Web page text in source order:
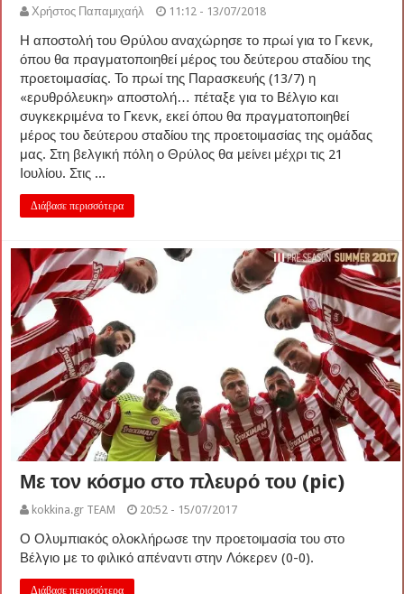
Χρήστος Παπαμιχαήλ 11:12 - 13/07/2018
Η αποστολή του Θρύλου αναχώρησε το πρωί για το Γκενκ,
όπου θα πραγματοποιηθεί μέρος του δεύτερου σταδίου της
προετοιμασίας. Το πρωί της Παρασκευής (13/7) η
«ερυθρόλευκη» αποστολή… πέταξε για το Βέλγιο και
συγκεκριμένα το Γκενκ, εκεί όπου θα πραγματοποιηθεί
μέρος του δεύτερου σταδίου της προετοιμασίας της ομάδας
μας. Στη βελγική πόλη ο Θρύλος θα μείνει μέχρι τις 21
Ιουλίου. Στις ...
Διάβασε περισσότερα
Με τον κόσμο στο πλευρό του (pic)
kokkina.gr TEAM 20:52 - 15/07/2017
Ο Ολυμπιακός ολοκλήρωσε την προετοιμασία του στο
Βέλγιο με το φιλικό απέναντι στην Λόκερεν (0-0).
Διάβασε περισσότερα